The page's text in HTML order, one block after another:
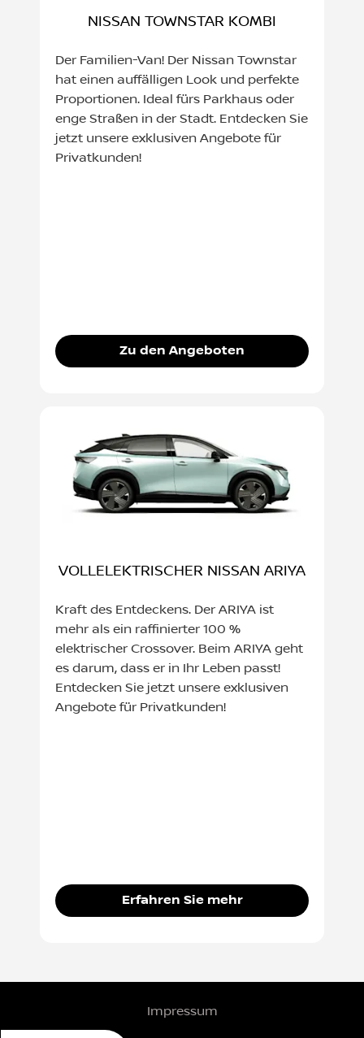
NISSAN TOWNSTAR KOMBI
Der Familien-Van! Der Nissan Townstar
hat einen auffälligen Look und perfekte
Proportionen. Ideal fürs Parkhaus oder
enge Straßen in der Stadt. Entdecken Sie
jetzt unsere exklusiven Angebote für
Privatkunden!
Zu den Angeboten
VOLLELEKTRISCHER NISSAN ARIYA
Kraft des Entdeckens. Der ARIYA ist
mehr als ein raffinierter 100 %
elektrischer Crossover. Beim ARIYA geht
es darum, dass er in Ihr Leben passt!
Entdecken Sie jetzt unsere exklusiven
Angebote für Privatkunden!
Erfahren Sie mehr
Impressum